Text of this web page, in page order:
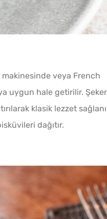
veya French
uygun hale getirilir. Şeker
klasik lezzet
dağıtır.